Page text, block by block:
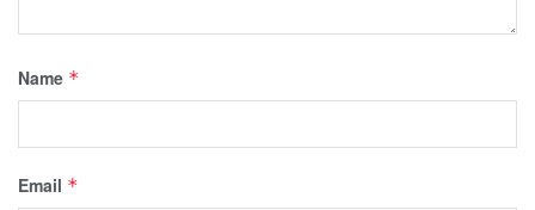
Name *
Email *